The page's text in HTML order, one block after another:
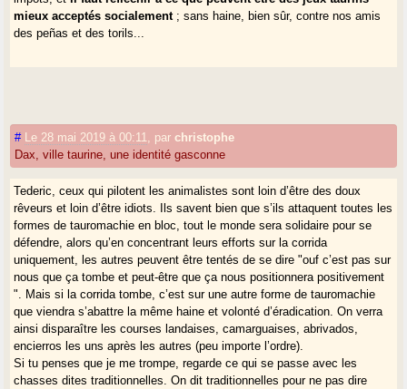
mieux acceptés socialement; sans haine, bien sûr, contre nos amis
des peñas et des torils...
# Le 28 mai 2019 à 00:11 parchristophe
Dax, ville taurine, une identité gasconne
Tederic, ceux qui pilotent les animalistes sont loin d’être des doux
rêveurs et loin d’être idiots. Ils savent bien que s’ils attaquent toutes les
formes de tauromachie en bloc, tout le monde sera solidaire pour se
défendre, alors qu’en concentrant leurs efforts sur la corrida
uniquement, les autres peuvent être tentés de se dire "ouf c’est pas sur
nous que ça tombe et peut-être que ça nous positionnera positivement
". Mais si la corrida tombe, c’est sur une autre forme de tauromachie
que viendra s’abattre la même haine et volonté d’éradication. On verra
ainsi disparaître les courses landaises, camarguaises, abrivados,
encierros les uns après les autres (peu importe l’ordre).
Si tu penses que je me trompe, regarde ce qui se passe avec les
chasses dites traditionnelles. On dit traditionnelles pour ne pas dire